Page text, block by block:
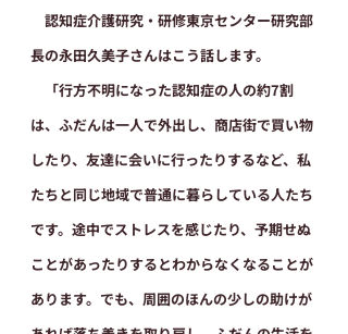
認知症介護研究・研修東京センター研究部
長の永田久美子さんはこう話します。
「行方不明になった認知症の人の約7割
は、ふだんは一人で外出し、商店街で買い物
したり、友達に会いに行ったりするなど、私
たちと同じ地域で普通に暮らしている人たち
です。途中でストレスを感じたり、予期せぬ
ことがあったりするとわからなくなることが
あります。でも、周囲のほんの少しの助けが